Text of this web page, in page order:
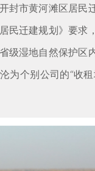
封市黄河滩区居民
民迁建规划》要求
级湿地自然保护区
为个别公司的“收